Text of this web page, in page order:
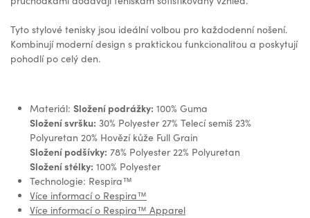
Tyto stylové tenisky jsou ideální volbou pro každodenní nošení.
Kombinují moderní design s praktickou funkcionalitou a poskytují
pohodlí po celý den.
Materiál: Složení podrážky: 100% Guma
Složení svršku: 30% Polyester 27% Telecí semiš 23%
Polyuretan 20% Hovězí kůže Full Grain
Složení podšívky: 78% Polyester 22% Polyuretan
Složení stélky: 100% Polyester
Technologie: Respira™
Více informací o Respira™
Více informací o Respira™ Apparel